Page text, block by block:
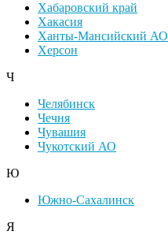
Хабаровский край
Хакасия
Ханты-Мансийский АО
Херсон
Ч
Челябинск
Чечня
Чувашия
Чукотский АО
Ю
Южно-Сахалинск
Я